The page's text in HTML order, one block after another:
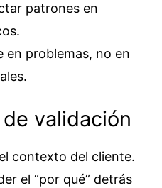
patrones en
en problemas, no en
validación
contexto del cliente.
el “por qué” detrás